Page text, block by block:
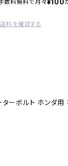
数料無料で月々¥100
送料を確認する
ーボルト ホンダ用